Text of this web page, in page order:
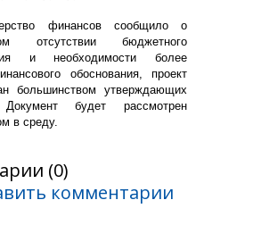
финансов сообщило о
отсутствии бюджетного
и необходимости более
обоснования, проект
большинством утверждающих
будет рассмотрен
в среду.
(0)
комментарии